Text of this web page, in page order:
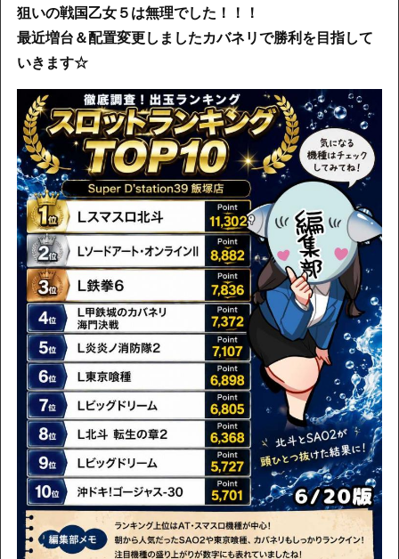
狙いの戦国乙女５は無理でした！！！
最近増台＆配置変更しましたカバネリで勝利を目指して
いきます☆